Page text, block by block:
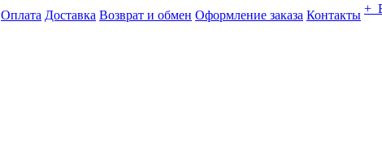
Оплата Доставка Возврат и обмен Оформление заказа Контакты +